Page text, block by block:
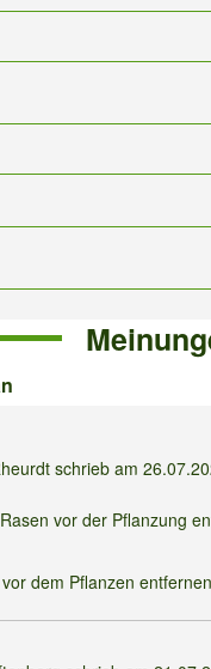
schrieb am
vor der Pflanzung
dem Pflanzen